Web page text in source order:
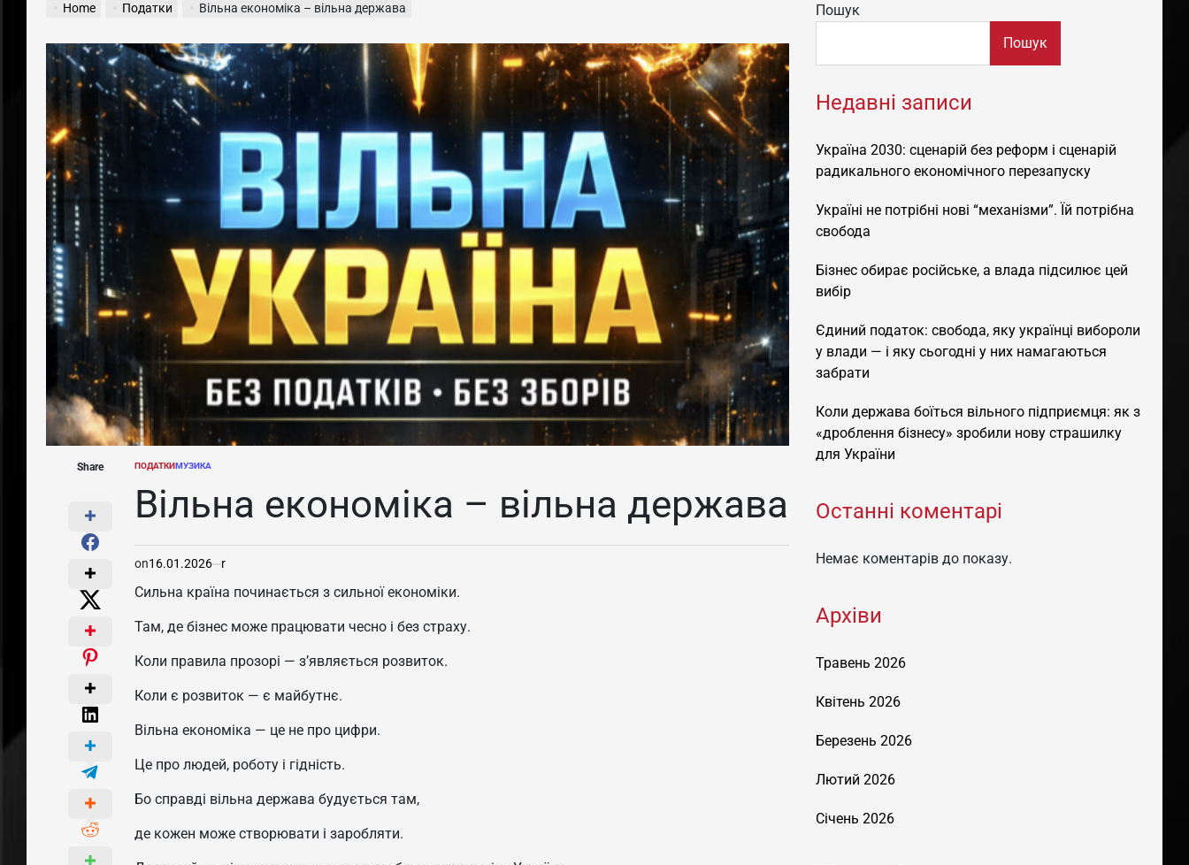
Home Податки Вільна економіка – вільна держава
Share
POSTED
ПОДАТКИМУЗИКА
Вільна економіка – вільна держава
on16.01.2026 r
Сильна країна починається з сильної економіки.
Там, де бізнес може працювати чесно і без страху.
Коли правила прозорі — зʼявляється розвиток.
Коли є розвиток — є майбутнє.
Вільна економіка — це не про цифри.
Це про людей, роботу і гідність.
Бо справді вільна держава будується там,
де кожен може створювати і заробляти.
Пошук
Пошук
Недавні записи
Україна 2030: сценарій без реформ і сценарій
радикального економічного перезапуску
Україні не потрібні нові “механізми”. Їй потрібна
свобода
Бізнес обирає російське, а влада підсилює цей
вибір
Єдиний податок: свобода, яку українці вибороли
у влади — і яку сьогодні у них намагаються
забрати
Коли держава боїться вільного підприємця: як з
«дроблення бізнесу» зробили нову страшилку
для України
Останні коментарі
Немає коментарів до показу.
Архіви
Травень 2026
Квітень 2026
Березень 2026
Лютий 2026
Січень 2026